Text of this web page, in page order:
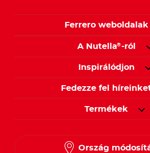
Ferrero weboldalak
A Nutella®-ról
Inspirálódjon
Fedezze fel
Termékek
Ország